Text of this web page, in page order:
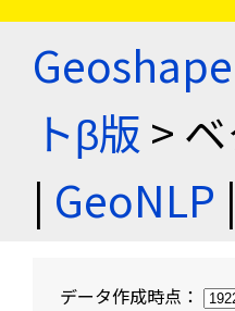
トβ版 >
| GeoNLP |
データ作成時点：